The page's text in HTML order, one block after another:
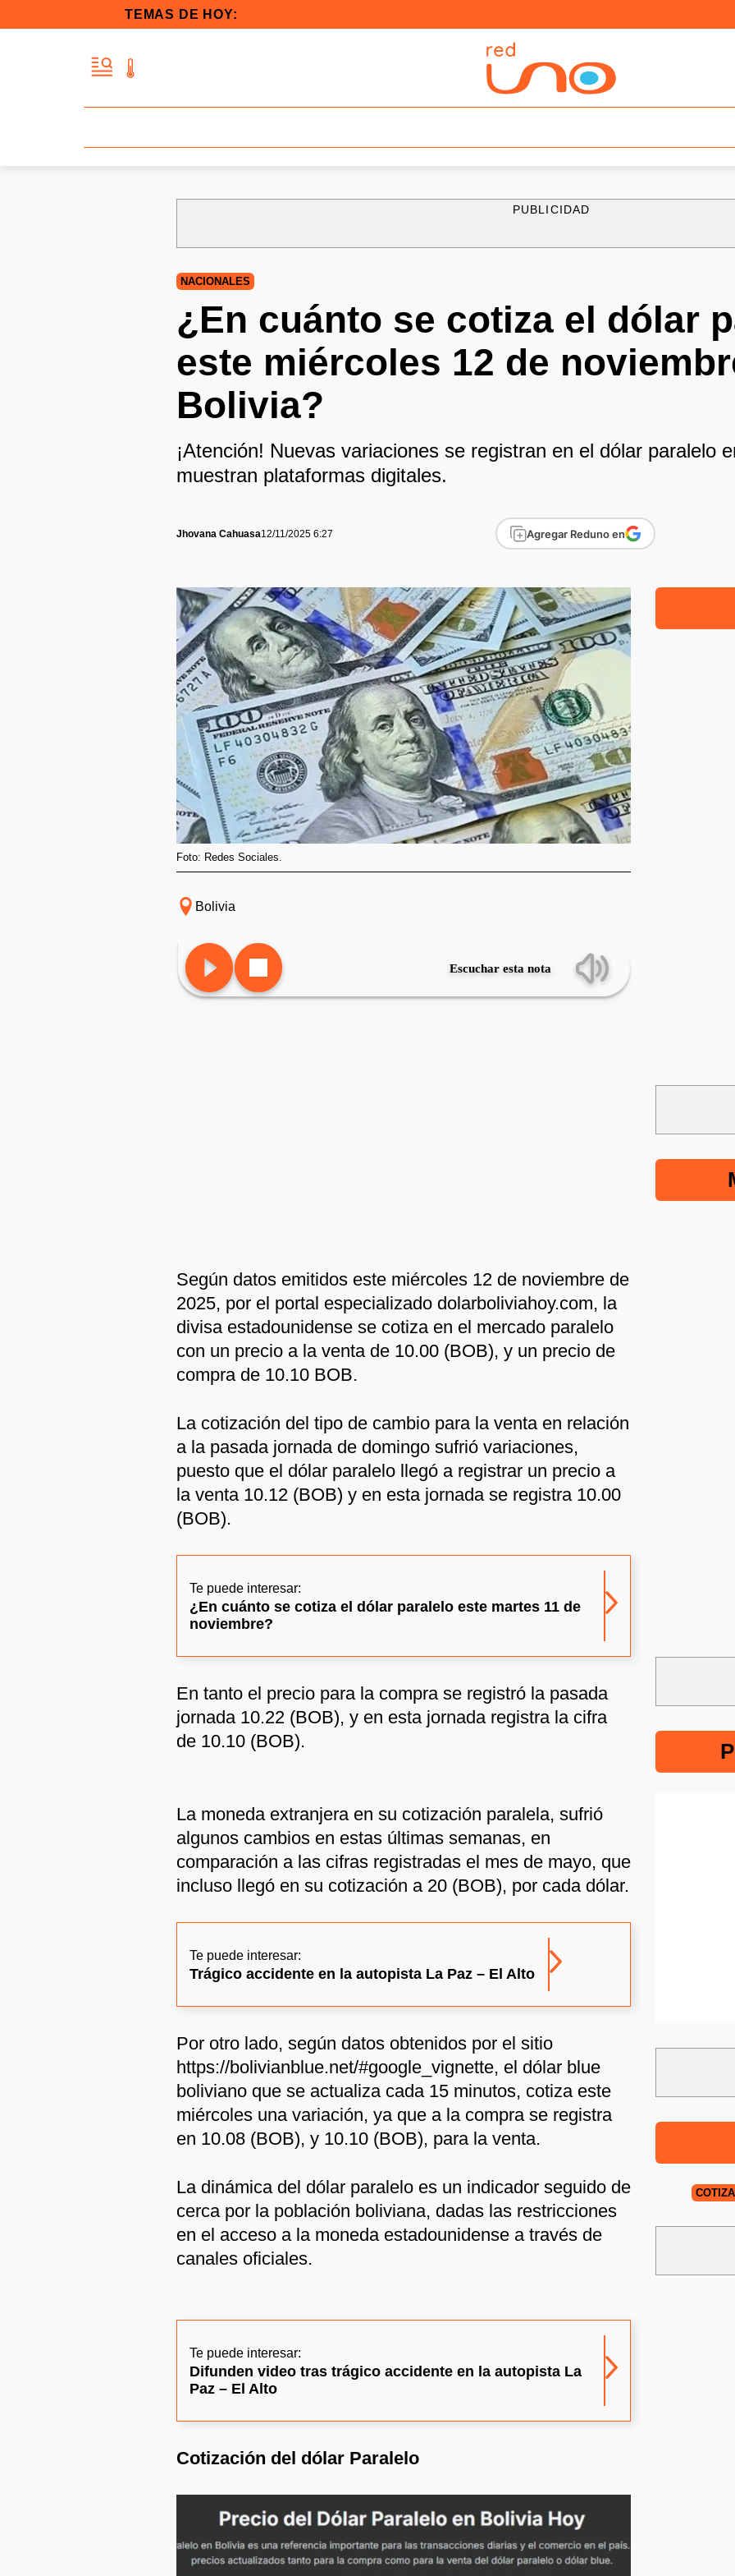
TEMAS DE HOY:
PUBLICIDAD
NACIONALES
¿En cuánto se cotiza el dólar
este miércoles 12 de
Bolivia?
¡Atención! Nuevas variaciones se registran en el dólar paralelo
muestran plataformas digitales.
Jhovana Cahuasa12/11/2025 6:27 Agregar Reduno en
Foto: Redes Sociales.
Bolivia
Escuchar esta nota
Según datos emitidos este miércoles 12 de noviembre de
2025, por el portal especializado dolarboliviahoy.com, la
divisa estadounidense se cotiza en el mercado paralelo
con un precio a la venta de 10.00 (BOB), y un precio de
compra de 10.10 BOB.
La cotización del tipo de cambio para la venta en relación
a la pasada jornada de domingo sufrió variaciones,
puesto que el dólar paralelo llegó a registrar un precio a
la venta 10.12 (BOB) y en esta jornada se registra 10.00
(BOB).
Te puede interesar:
¿En cuánto se cotiza el dólar paralelo este martes 11 de
noviembre?
En tanto el precio para la compra se registró la pasada
jornada 10.22 (BOB), y en esta jornada registra la cifra
de 10.10 (BOB).
La moneda extranjera en su cotización paralela, sufrió
algunos cambios en estas últimas semanas, en
comparación a las cifras registradas el mes de mayo, que
incluso llegó en su cotización a 20 (BOB), por cada dólar.
Te puede interesar:
Trágico accidente en la autopista La Paz – El Alto
Por otro lado, según datos obtenidos por el sitio
https://bolivianblue.net/#google_vignette, el dólar blue
boliviano que se actualiza cada 15 minutos, cotiza este
miércoles una variación, ya que a la compra se registra
en 10.08 (BOB), y 10.10 (BOB), para la venta.
La dinámica del dólar paralelo es un indicador seguido de
cerca por la población boliviana, dadas las restricciones
en el acceso a la moneda estadounidense a través de
canales oficiales.
Te puede interesar:
Difunden video tras trágico accidente en la autopista La
Paz – El Alto
Cotización del dólar Paralelo